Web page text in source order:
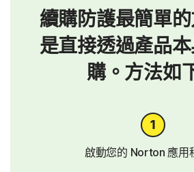
續購防護最簡單
是直接透過產品
購。方法如
啟動您的 Norton 應用